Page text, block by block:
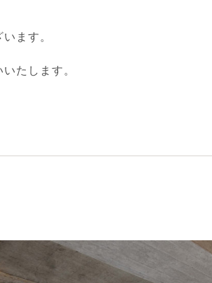
ます。
たします。